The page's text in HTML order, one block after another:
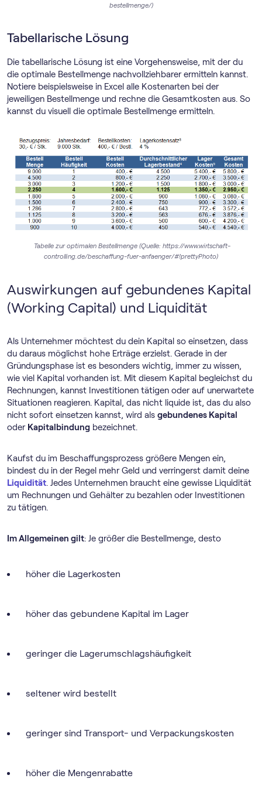
bestellmenge/)
Tabellarische Lösung
Die tabellarische Lösung ist eine Vorgehensweise, mit der du
die optimale Bestellmenge nachvollziehbarer ermitteln kannst.
Notiere beispielsweise in Excel alle Kostenarten bei der
jeweiligen Bestellmenge und rechne die Gesamtkosten aus. So
kannst du visuell die optimale Bestellmenge ermitteln.
Tabelle zur optimalen Bestellmenge (Quelle: https://www.wirtschaft-
controlling.de/beschaffung-fuer-anfaenger/#!prettyPhoto)
Auswirkungen auf gebundenes Kapital
(Working Capital) und Liquidität
Als Unternehmer möchtest du dein Kapital so einsetzen, dass
du daraus möglichst hohe Erträge erzielst. Gerade in der
Gründungsphase ist es besonders wichtig, immer zu wissen,
wie viel Kapital vorhanden ist. Mit diesem Kapital begleichst du
Rechnungen, kannst Investitionen tätigen oder auf unerwartete
Situationen reagieren. Kapital, das nicht liquide ist, das du also
nicht sofort einsetzen kannst, wird als gebundenes Kapital
oder Kapitalbindung bezeichnet.
Kaufst du im Beschaffungsprozess größere Mengen ein,
bindest du in der Regel mehr Geld und verringerst damit deine
Liquidität. Jedes Unternehmen braucht eine gewisse Liquidität
um Rechnungen und Gehälter zu bezahlen oder Investitionen
zu tätigen.
Im Allgemeinen gilt: Je größer die Bestellmenge, desto
höher die Lagerkosten
höher das gebundene Kapital im Lager
geringer die Lagerumschlagshäufigkeit
seltener wird bestellt
geringer sind Transport- und Verpackungskosten
höher die Mengenrabatte